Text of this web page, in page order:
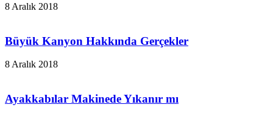
8 Aralık 2018
Büyük Kanyon Hakkında Gerçekler
8 Aralık 2018
Ayakkabılar Makinede Yıkanır mı